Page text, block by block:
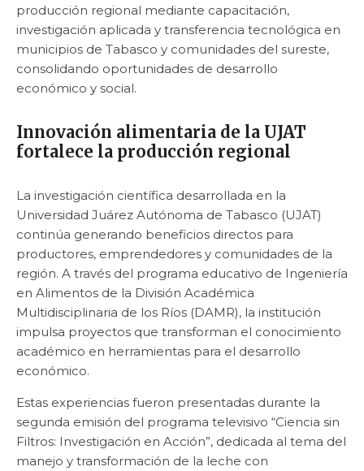
producción regional mediante capacitación,
investigación aplicada y transferencia tecnológica en
municipios de Tabasco y comunidades del sureste,
consolidando oportunidades de desarrollo
económico y social.
Innovación alimentaria de la UJAT
fortalece la producción regional
La investigación científica desarrollada en la
Universidad Juárez Autónoma de Tabasco (UJAT)
continúa generando beneficios directos para
productores, emprendedores y comunidades de la
región. A través del programa educativo de Ingeniería
en Alimentos de la División Académica
Multidisciplinaria de los Ríos (DAMR), la institución
impulsa proyectos que transforman el conocimiento
académico en herramientas para el desarrollo
económico.
Estas experiencias fueron presentadas durante la
segunda emisión del programa televisivo “Ciencia sin
Filtros: Investigación en Acción”, dedicada al tema del
manejo y transformación de la leche con